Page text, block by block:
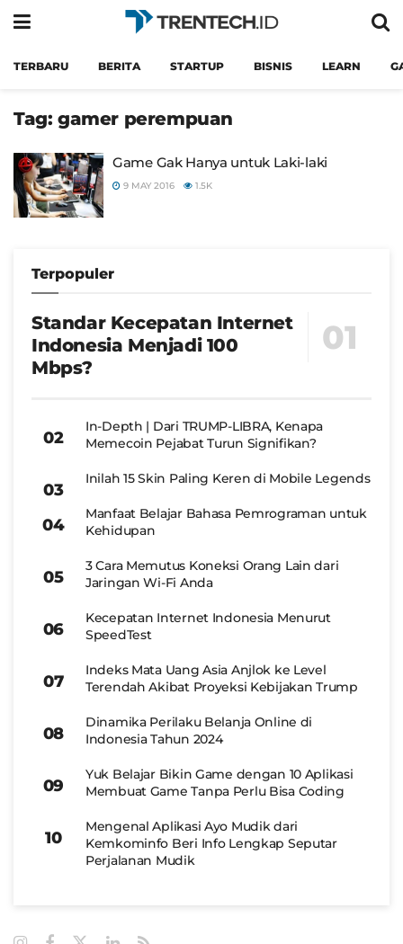
TERBARU BERITA STARTUP BISNIS LEARN
Tag: gamer perempuan
Game Gak Hanya untuk Laki-laki
9 MAY 2016 1.5K
Terpopuler
Standar Kecepatan Internet
Indonesia Menjadi 100
Mbps?
In-Depth | Dari TRUMP-LIBRA, Kenapa
Memecoin Pejabat Turun Signifikan?
Inilah 15 Skin Paling Keren di Mobile Legends
Manfaat Belajar Bahasa Pemrograman untuk
Kehidupan
3 Cara Memutus Koneksi Orang Lain dari
Jaringan Wi-Fi Anda
Kecepatan Internet Indonesia Menurut
SpeedTest
Indeks Mata Uang Asia Anjlok ke Level
Terendah Akibat Proyeksi Kebijakan Trump
Dinamika Perilaku Belanja Online di
Indonesia Tahun 2024
Yuk Belajar Bikin Game dengan 10 Aplikasi
Membuat Game Tanpa Perlu Bisa Coding
Mengenal Aplikasi Ayo Mudik dari
Kemkominfo Beri Info Lengkap Seputar
Perjalanan Mudik